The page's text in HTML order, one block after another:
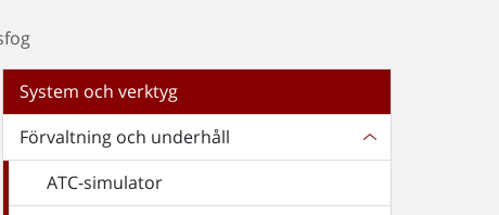
System och verktyg
Förvaltning och underhåll
ATC-simulator